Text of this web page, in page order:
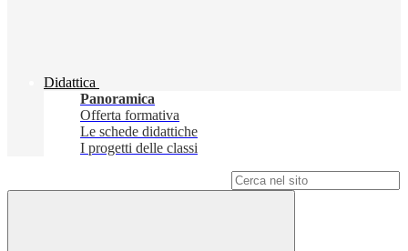
Didattica
Panoramica
Offerta formativa
Le schede didattiche
I progetti delle classi